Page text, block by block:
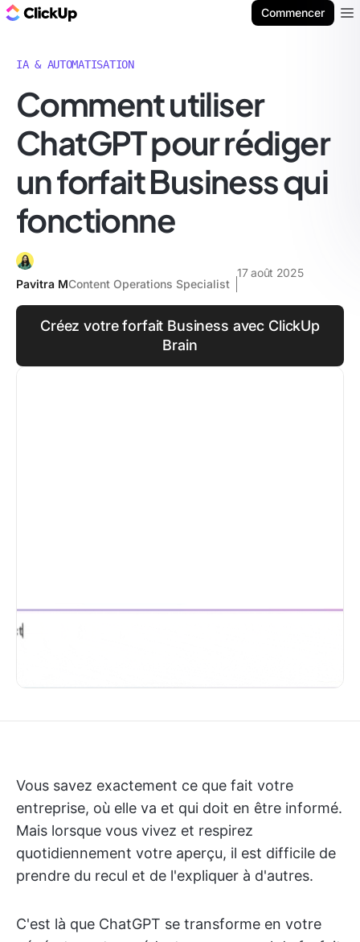
Commencer
IA & AUTOMATISATION
Comment utiliser
ChatGPT pour rédiger
un forfait Business qui
fonctionne
Pavitra MContent Operations Specialist
17 août 2025
Créez votre forfait Business avec ClickUp
Brain
Vous savez exactement ce que fait votre
entreprise, où elle va et qui doit en être informé.
Mais lorsque vous vivez et respirez
quotidiennement votre aperçu, il est difficile de
prendre du recul et de l'expliquer à d'autres.
C'est là que ChatGPT se transforme en votre